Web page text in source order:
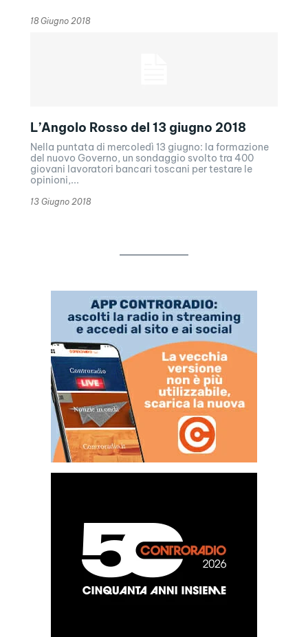
18 Giugno 2018
L’Angolo Rosso del 13 giugno 2018
Nella puntata di mercoledì 13 giugno: la formazione
del nuovo Governo, un sondaggio svolto tra 400
giovani lavoratori bancari toscani per testare le
opinioni,...
13 Giugno 2018